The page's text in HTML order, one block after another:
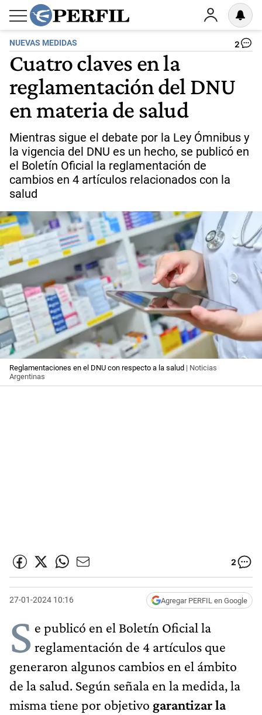
NUEVAS MEDIDAS 2
Cuatro claves en la
reglamentación del DNU
en materia de salud
Mientras sigue el debate por la Ley Ómnibus y
la vigencia del DNU es un hecho, se publicó en
el Boletín Oficial la reglamentación de
cambios en 4 artículos relacionados con la
salud
Reglamentaciones en el DNU con respecto a la salud | Noticias
Argentinas
2
27-01-2024 10:16 Agregar PERFIL en Google
S e publicó en el Boletín Oficial la
reglamentación de 4 artículos que
generaron algunos cambios en el ámbito
de la salud. Según señala en la medida, la
misma tiene por objetivo garantizar la